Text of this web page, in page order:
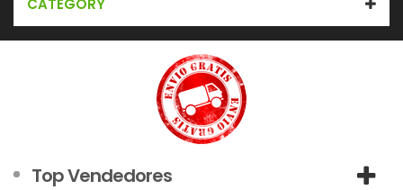
CATEGORY
Top Vendedores